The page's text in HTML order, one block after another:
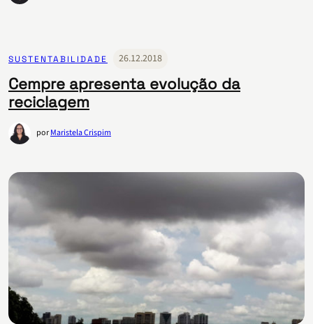
SUSTENTABILIDADE 26.12.2018
Cempre apresenta evolução da
reciclagem
porMaristela Crispim